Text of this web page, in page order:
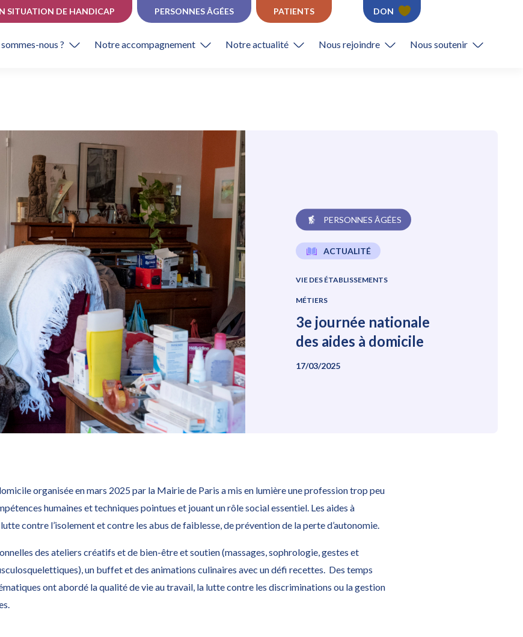
SITUATION DE HANDICAP PERSONNES ÂGÉES PATIENTS DON
nous ? Notre accompagnement Notre actualité Nous rejoindre Nous soutenir
3e journée nationale des aides à domicile
PERSONNES ÂGÉES
ACTUALITÉ
VIE DES ÉTABLISSEMENTS
MÉTIERS
3e journée nationale
des aides à domicile
17/03/2025
organisée en mars 2025 par la Mairie de Paris a mis en lumière une profession trop peu
humaines et techniques pointues et jouant un rôle social essentiel. Les aides à
contre l’isolement et contre les abus de faiblesse, de prévention de la perte d’autonomie.
des ateliers créatifs et de bien-être et soutien (massages, sophrologie, gestes et
un buffet et des animations culinaires avec un défi recettes. Des temps
ont abordé la qualité de vie au travail, la lutte contre les discriminations ou la gestion